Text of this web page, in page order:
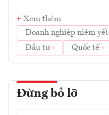
Xem thêm
Doanh nghiệp niêm yết
Đầu tư
Quốc tế
Đừng bỏ lỡ